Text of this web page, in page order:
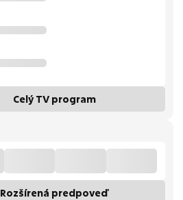
Celý TV program
Rozšírená predpoveď